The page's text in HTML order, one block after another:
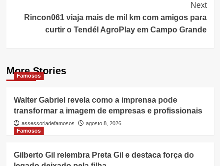
Next
Rincon061 viaja mais de mil km com amigos para
curtir o Tendél AgroPlay em Campo Grande
More Stories
Famosos
Walter Gabriel revela como a imprensa pode
transformar a imagem de empresas e profissionais
assessoriadefamosos
agosto 8, 2026
Famosos
Gilberto Gil relembra Preta Gil e destaca força do